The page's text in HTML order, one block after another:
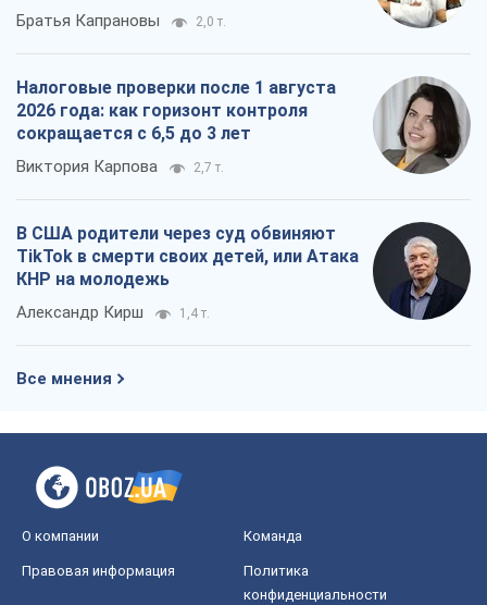
Братья Капрановы 2,0 т.
Налоговые проверки после 1 августа
2026 года: как горизонт контроля
сокращается с 6,5 до 3 лет
Виктория Карпова 2,7 т.
В США родители через суд обвиняют
TikTok в смерти своих детей, или Атака
КНР на молодежь
Александр Кирш 1,4 т.
Все мнения
О компании Команда
Правовая информация
Политика
конфиденциальности